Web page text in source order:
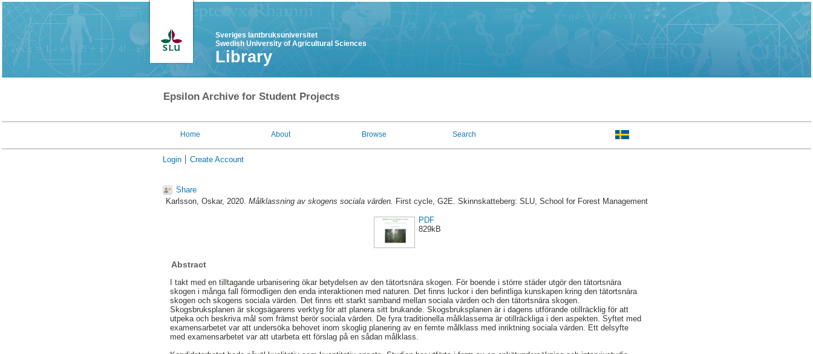
Sveriges lantbruksuniversitet
Swedish University of Agricultural Sciences
Library
Epsilon Archive for Student Projects
Home About Browse Search
Login Create Account
Share
Karlsson, Oskar, 2020. Målklassning av skogens sociala värden. First cycle, G2E. Skinnskatteberg: SLU, School for Forest Management
PDF
829kB
Abstract
I takt med en tilltagande urbanisering ökar betydelsen av den tätortsnära skogen. För boende i större städer utgör den tätortsnära
skogen i många fall förmodligen den enda interaktionen med naturen. Det finns luckor i den befintliga kunskapen kring den tätortsnära
skogen och skogens sociala värden. Det finns ett starkt samband mellan sociala värden och den tätortsnära skogen.
Skogsbruksplanen är skogsägarens verktyg för att planera sitt brukande. Skogsbruksplanen är i dagens utförande otillräcklig för att
utpeka och beskriva mål som främst berör sociala värden. De fyra traditionella målklasserna är otillräckliga i den aspekten. Syftet med
examensarbetet var att undersöka behovet inom skoglig planering av en femte målklass med inriktning sociala värden. Ett delsyfte
med examensarbetet var att utarbeta ett förslag på en sådan målklass.